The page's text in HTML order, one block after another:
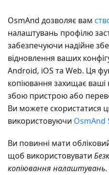
OsmAnd дозволяє вам
налаштувань профілю
забезпечуючи надійне
відновлення ваших
Android, iOS та Web. Ця
копіювання захищає
збою пристрою або
Ви можете скористатися
використовуючи OsmAnd
Ви повинні мати
щоб використовувати
копіювання налаштувань